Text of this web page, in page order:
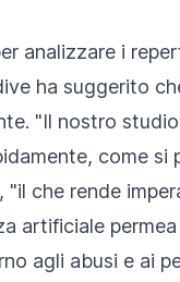
analizzare i
ha suggerito
"Il nostro
come
che rende
artificiale
agli abusi e ai